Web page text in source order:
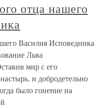
отца нашего
Василия Исповедника
Льва
мир с его
и добродетельно
было гонение на